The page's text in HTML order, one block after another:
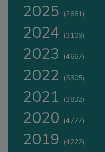
2025 (2881)
2024 (3109)
2023 (4667)
2022 (5305)
2021 (3832)
2020 (4777)
2019 (4222)